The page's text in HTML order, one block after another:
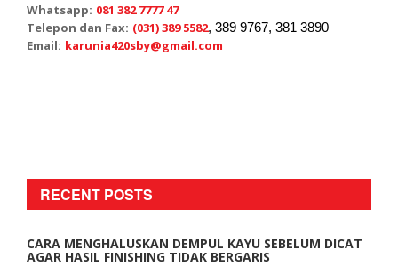
Whatsapp: 081 382 7777 47
Telepon dan Fax: (031) 389 5582, 389 9767, 381 3890
Email: karunia420sby@gmail.com
RECENT POSTS
CARA MENGHALUSKAN DEMPUL KAYU SEBELUM DICAT
AGAR HASIL FINISHING TIDAK BERGARIS